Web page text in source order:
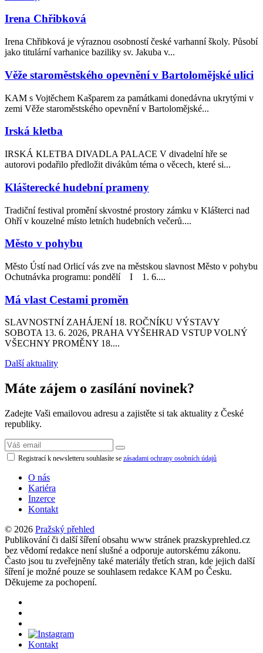
Irena Chřibková
Irena Chřibková je výraznou osobností české varhanní školy. Působí
jako titulární varhanice baziliky sv. Jakuba v...
Věže staroměstského opevnění v Bartolomějské ulici
KAM s Vojtěchem Kašparem za památkami donedávna ukrytými v
zemi Věže staroměstského opevnění v Bartolomějské...
Irská kletba
IRSKÁ KLETBA DIVADLA PALACE V divadelní hře se
autorovi podařilo předložit divákům téma o věcech, které si...
Klášterecké hudební prameny
Tradiční festival promění skvostné prostory zámku v Klášterci nad
Ohří v kouzelné místo letních hudebních večerů....
Město v pohybu
Město Ústí nad Orlicí vás zve na městskou slavnost Město v pohybu
Ochutnávka programu: pondělí I 1. 6....
Má vlast Cestami proměn
SLAVNOSTNÍ ZAHÁJENÍ 18. ROČNÍKU VÝSTAVY
SOBOTA 13. 6. 2026, PRAHA VYŠEHRAD VSTUP VOLNÝ
VŠECHNY PROMĚNY 18....
Další aktuality
Máte zájem o zasílání novinek?
Zadejte Vaši emailovou adresu a zajistěte si tak aktuality z České
republiky.
Registrací k newsletteru souhlasíte se zásadami ochrany osobních údajů
O nás
Kariéra
Inzerce
Kontakt
© 2026 Pražský přehled
Publikování či další šíření obsahu www stránek prazskyprehled.cz
bez vědomí redakce není slušné a odporuje autorskému zákonu.
Často jsou tu zveřejněny také materiály třetích stran, kde jejich další
šíření je možné pouze se souhlasem redakce KAM po Česku.
Děkujeme za pochopení.
Kontakt